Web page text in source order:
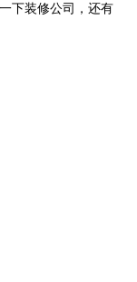
下装修公司，还有